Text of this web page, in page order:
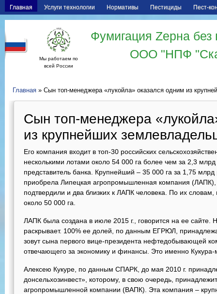
Главная Услуги технологии Нормативы Пестициды Пест-
Мы работаем по
всей России
Фумигация Zерна
ООО "НПФ
Главная » Сын топ-менеджера «лукойла» оказался одним из
Сын топ-менеджера
из крупнейших
Его компания входит в топ-30 российских
несколькими лотами около 54 000 га более чем за 2,3
представитель банка. Крупнейший – 35 000 га за 1,75
приобрела Липецкая агропромышленная компания (ЛАПК),
подтвердили и два близких к ЛАПК человека. По их словам,
около 50 000 га.
ЛАПК была создана в июле 2015 г., говорится на ее сайте.
раскрывает. 100% ее долей, по данным ЕГРЮЛ,
зовут сына первого вице-президента нефтедобывающей
отвечающего за экономику и финансы. Это именно
Алексею Кукуре, по данным СПАРК, до мая 2010 г.
донсельхозинвест», которому, в свою очередь,
агропромышленной компании (ВАПК). Эта компания –